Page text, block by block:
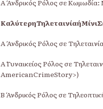
Α΄ Ανδρικός Ρόλος σε
Α΄ Ανδρικός Ρόλος σε
Α΄ Γυναικείος Ρόλος σε
AmericanCrimeStory>)
Β΄ Ανδρικός Ρόλος σε